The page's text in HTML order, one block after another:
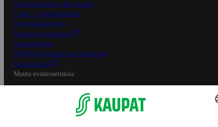
Osuuskauppojen yhteystiedot
Tilaus- ja toimitusehdot
Tietosuojakäytäntö
Palvelun käyttöehdot
Saavutettavuus
Mobiilisovelluksen saavutettavuus
Mainostajalle
Muuta evästeasetuksia
S-ryhmän palvelut